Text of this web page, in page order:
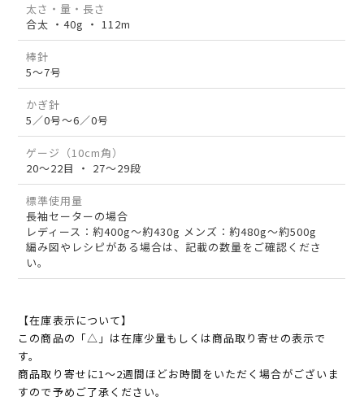
太さ・量・長さ
合太 ・40g ・ 112m
棒針
5～7号
かぎ針
5／0号～6／0号
ゲージ（10cm角）
20～22目 ・ 27～29段
標準使用量
長袖セーターの場合
レディース：約400g～約430g メンズ：約480g～約500g
編み図やレシピがある場合は、記載の数量をご確認くださ
い。
【在庫表示について】
この商品の「△」は在庫少量もしくは商品取り寄せの表示で
す。
商品取り寄せに1～2週間ほどお時間をいただく場合がございま
すので予めご了承ください。